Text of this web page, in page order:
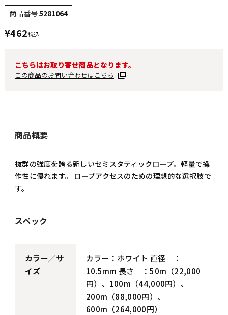
商品番号5281064
¥462税込
こちらはお取り寄せ商品となります。
この商品のお問い合わせはこちら
商品概要
抜群の強度を誇る新しいセミスタティックロープ。軽量で操
作性に優れます。 ロープアクセスのための理想的な選択肢で
す。
スペック
カラー／サ
イズ
カラー：ホワイト 直径 ：
10.5mm 長さ ：50m（22,000
円）、100m（44,000円）、
200m（88,000円）、
600m（264,000円）